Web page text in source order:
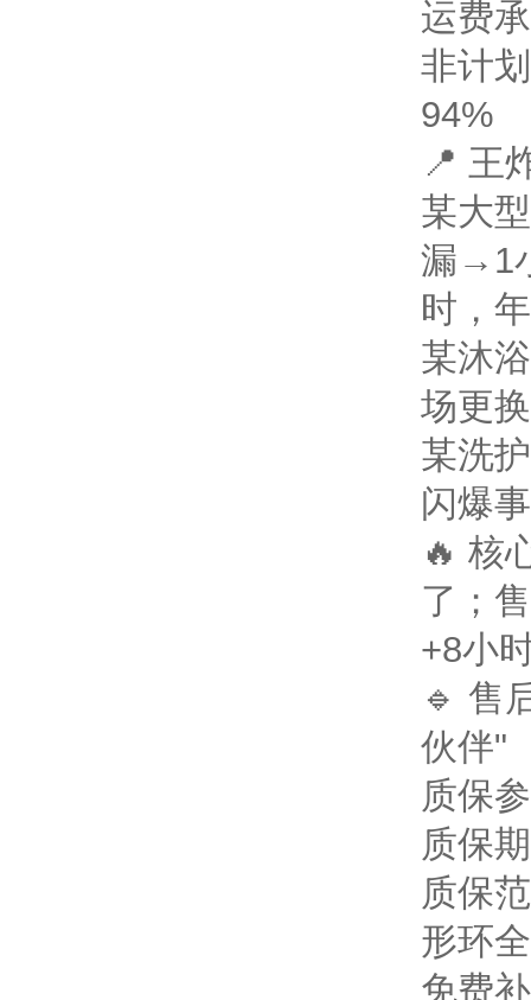
运费
非计
94%
📍 王
某大
漏→1
时，
某沐
场更
某洗
闪爆
🔥 核
了；
+8小
🔹 售
伙伴"
质保
质保
质保
形环
免费